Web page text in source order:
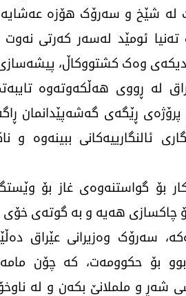
لە شێخ و سەرۆک هۆزە
تەنیا ئومێد لەسەر کەرتی
وەک کشتووكاڵ،
لە ڕووی هەڵکەوتەوە
پرۆژه‌ی ڕێگەی گه‌شه‌پێدانمان
ئالنگارییەکانی ببینەوە‌
بۆ گواستنه‌وه‌ی غاز بۆ
هەیە و بە گوتەی خۆی
سەرۆک وەزیرانی عێراق
بوو بۆ حکوومەت، کە چۆن
شه‌ڕ و ململانێ بكه‌ن و لە